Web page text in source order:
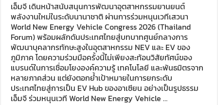
เอ็มจี เดินหน้าสนับสนุนการพัฒนาอุตสาหกรรมยานยนต์
พลังงานใหม่ในระดับนานาชาติ ผ่านการร่วมหนุนเวทีเสวนา
World New Energy Vehicle Congress 2026 (Thailand
Forum) พร้อมผลักดันประเทศไทยสู่บทบาทศูนย์กลางการ
พัฒนาบุคลากรทักษะสูงในอุตสาหกรรม NEV และ EV ของ
ภูมิภาค โดยความร่วมมือครั้งนี้ไม่เพียงสะท้อนวิสัยทัศน์ของ
แบรนด์ในการเชื่อมโยงองค์ความรู้ เทคโนโลยี และพันธมิตรจาก
หลายภาคส่วน แต่ยังตอกย้ำเป้าหมายในการยกระดับ
ประเทศไทยสู่การเป็น EV Hub ของอาเซียน อย่างเป็นรูปธรรม
เอ็มจี ร่วมหนุนเวที World New Energy Vehicle …